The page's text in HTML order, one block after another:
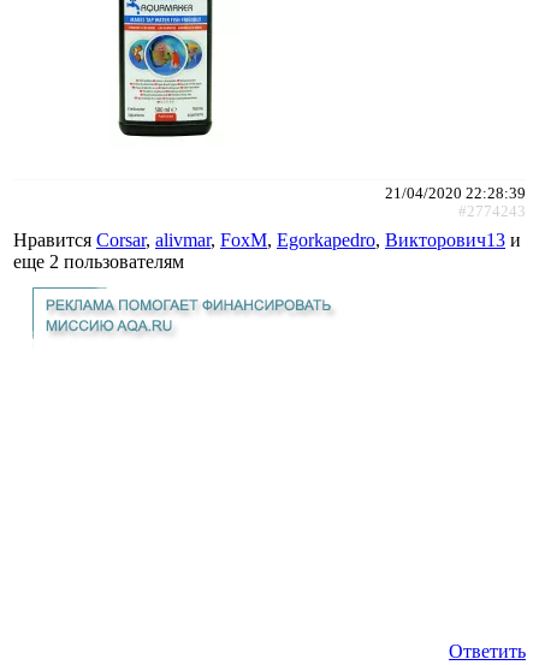
21/04/2020 22:28:39
#2774243
Нравится Corsar, alivmar, FoxM, Egorkapedro, Викторович13 и
еще 2 пользователям
Ответить